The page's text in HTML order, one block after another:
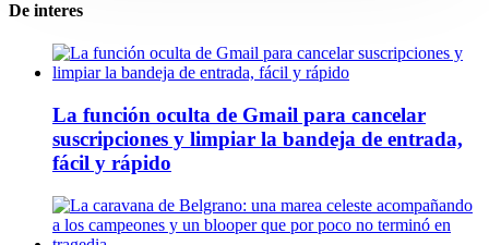
De interes
La función oculta de Gmail para cancelar
suscripciones y limpiar la bandeja de entrada,
fácil y rápido